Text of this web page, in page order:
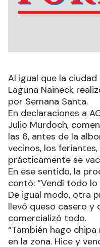
Al igual que la
Laguna Naineck
por Semana Santa.
En declaraciones a
Julio Murdoch,
las 6, antes de la
vecinos, los
prácticamente se
En ese sentido, la
contó: “Vendí todo
De igual modo, otra
llevó queso casero y
comercializó todo.
“También hago
en la zona. Hice y